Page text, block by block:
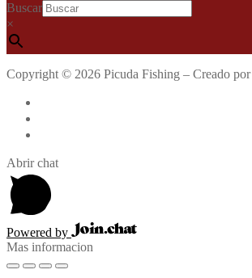
Buscar
×
Copyright © 2026 Picuda Fishing – Creado por
Abrir chat
Powered by
Mas informacion